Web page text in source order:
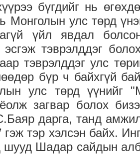
бүгдийг нь
Монголын улс төрд
үйл явдал
тэврэлддэг
тэврэлддэг улс
бүр ч байхгүй
улс төрд үүнийг
загвар болох
дарга, танд
тэр хэлсэн байх.
шууд Шадар сайдын